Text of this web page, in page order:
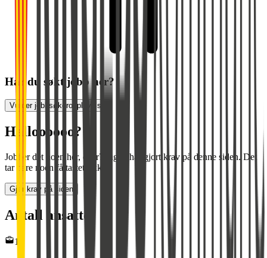
Har du søkt jobb her?
Vurder jobbsøkeropplevelse
Halloooooo?
Jobber det noen her, eller? Ingen har gjort krav på denne siden. Det
tar bare noen få tastetrykk.
Gjør krav på siden
Antall ansatte
14